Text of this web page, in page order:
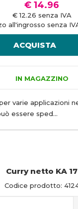
€ 14.96
€ 12.26 senza IVA
all'ingrosso senza IVA
ACQUISTA
IN MAGAZZINO
varie applicazioni
essere sped...
Curry netto KA 17
Codice prodotto: